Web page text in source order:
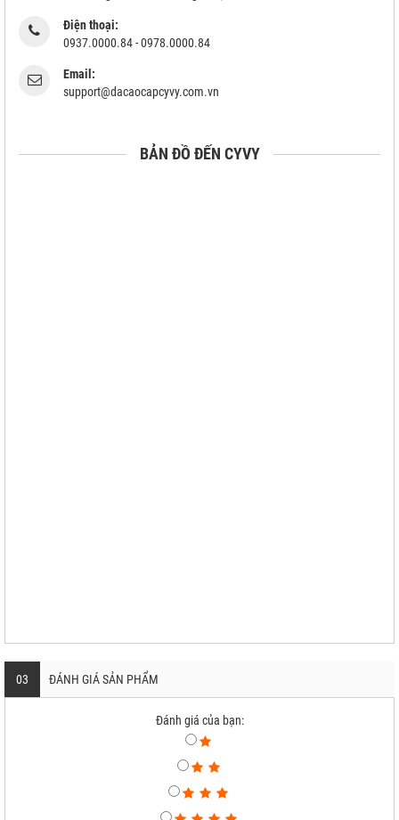
Điện thoại:
0937.0000.84 - 0978.0000.84
Email:
support@dacaocapcyvy.com.vn
BẢN ĐỒ ĐẾN CYVY
03 ĐÁNH GIÁ SẢN PHẨM
Đánh giá của bạn: